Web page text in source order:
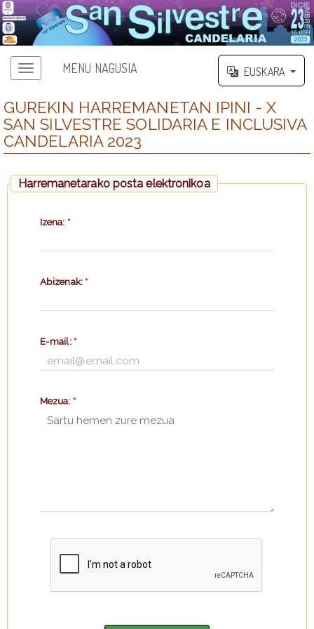
MENU NAGUSIA EUSKARA
GUREKIN HARREMANETAN IPINI - X
SAN SILVESTRE SOLIDARIA E INCLUSIVA
CANDELARIA 2023
Harremanetarako posta elektronikoa
Izena: *
Abizenak: *
E-mail: *
Mezua: *